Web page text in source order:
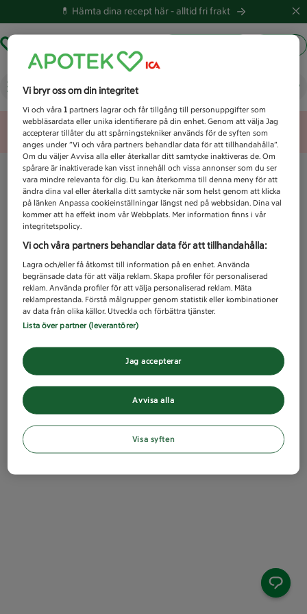
💊 Hämta dina recept här -alltid fri frakt
Vad letar du efter idag?
Unknown error
Vi bryr oss om din integritet
Vi och våra1 partners lagrar och får tillgång till personuppgifter som
webbläsardata eller unika identifierare på din enhet. Genom att välja Jag
accepterar tillåter du att spårningstekniker används för de syften som
anges under ”Vi och våra partners behandlar data för att tillhandahålla”.
Om du väljer Avvisa alla eller återkallar ditt samtycke inaktiveras de. Om
spårare är inaktiverade kan visst innehåll och vissa annonser som du ser
vara mindre relevanta för dig. Du kan återkomma till denna meny för att
ändra dina val eller återkalla ditt samtycke när som helst genom att klicka
på länken Anpassa cookieinställningar längst ned på webbsidan. Dina val
kommer att ha effekt inom vår Webbplats. Mer information finns i vår
integritetspolicy.
Vi och våra partners behandlar data för att tillhandahålla:
Lagra och/eller få åtkomst till information på en enhet. Använda
begränsade data för att välja reklam. Skapa profiler för personaliserad
reklam. Använda profiler för att välja personaliserad reklam. Mäta
reklamprestanda. Förstå målgrupper genom statistik eller kombinationer
av data från olika källor. Utveckla och förbättra tjänster.
Lista över partner (leverantörer)
Avvisa alla
Jag accepterar
Visa syften